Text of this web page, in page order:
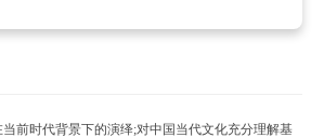
前时代背景下的演绎;对中国当代文化充分理解基